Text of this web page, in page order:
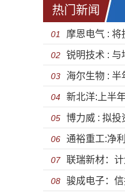
成该批
作，此
发申请
创板3家
热门新闻
01 摩恩电气 : 将
汽车电机专用扁
02 锐明技术 : 与
动在商用车智能
03 海尔生物 : 半
双双高增长
04 新北洋:上半
0.51 亿元 利润
05 博力威 : 拟投
储能电池研发生
06 通裕重工:净
10.18% 海上风
势
07 联瑞新材：
产15000 吨高端
08 骏成电子：